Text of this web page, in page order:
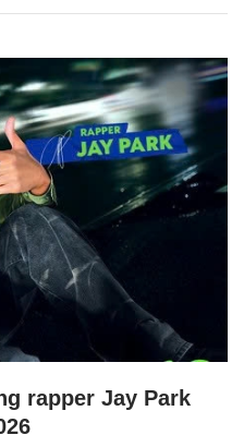
rapper Jay Park